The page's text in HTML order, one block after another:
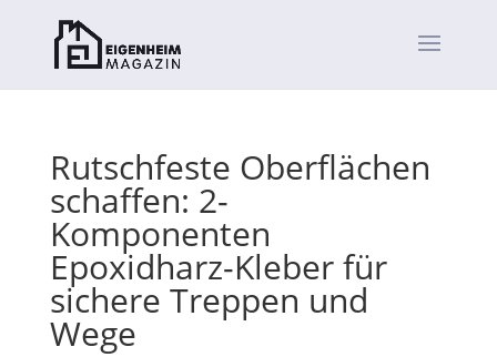
Rutschfeste Oberflächen
schaffen: 2-
Komponenten
Epoxidharz-Kleber für
sichere Treppen und
Wege